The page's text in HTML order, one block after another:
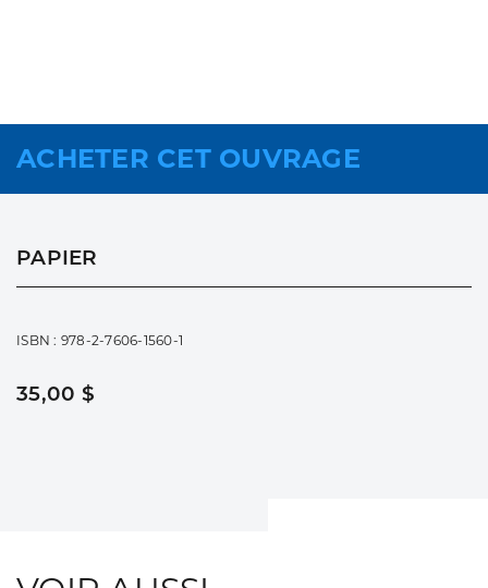
ACHETER CET OUVRAGE
PAPIER
ISBN : 978-2-7606-1560-1
35,00 $